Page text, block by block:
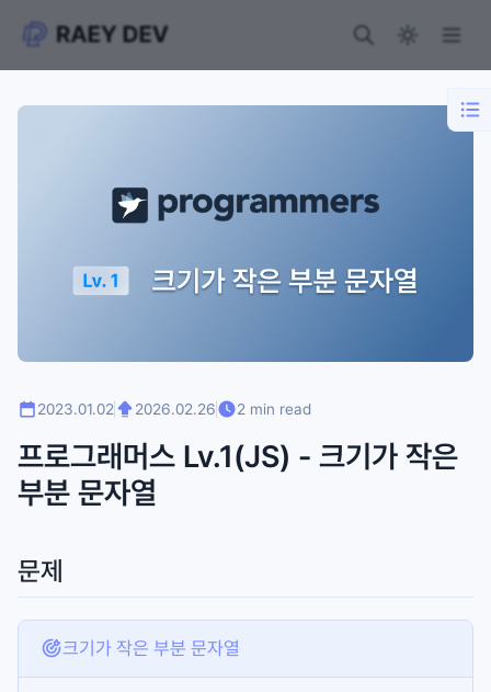
2023.01.02 2026.02.26 2 min read
프로그래머스 Lv.1(JS) - 크기가 작은
부분 문자열
문제
크기가 작은 부분 문자열